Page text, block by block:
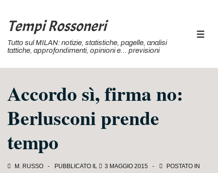
Vai
contenuto
Tempi Rossoneri
Tutto sul MILAN: notizie, statistiche, pagelle, analisi
tattiche, approfondimenti, opinioni e… previsioni
Accordo sì, firma no:
Berlusconi prende
tempo
M. RUSSO PUBBLICATO IL 3 MAGGIO 2015
POSTATO IN